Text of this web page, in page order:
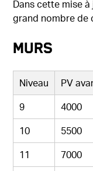
Dans cette mise
grand nombre de
Murs
Niveau PV
9
4000
10
5500
11
7000